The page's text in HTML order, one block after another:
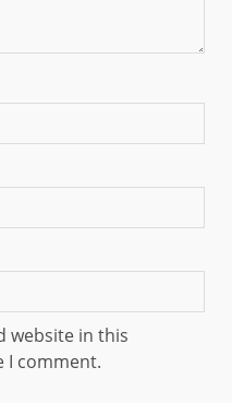
website in this
I comment.